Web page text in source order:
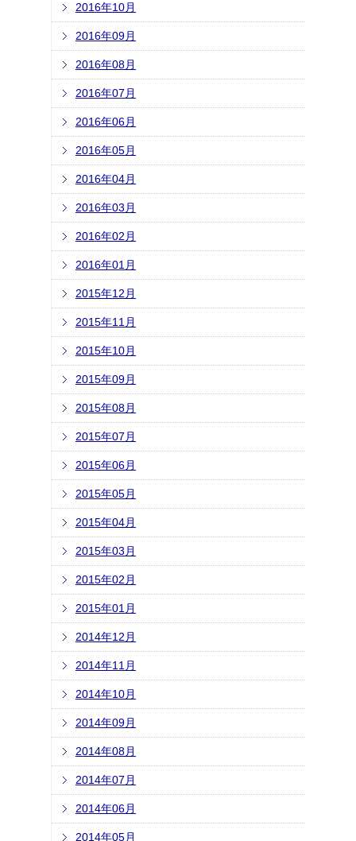
2016年10月
2016年09月
2016年08月
2016年07月
2016年06月
2016年05月
2016年04月
2016年03月
2016年02月
2016年01月
2015年12月
2015年11月
2015年10月
2015年09月
2015年08月
2015年07月
2015年06月
2015年05月
2015年04月
2015年03月
2015年02月
2015年01月
2014年12月
2014年11月
2014年10月
2014年09月
2014年08月
2014年07月
2014年06月
2014年05月